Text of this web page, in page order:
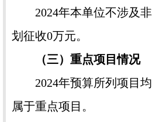
2024年本单位不涉及非
划征收0万元。
（三）重点项目情况
2024年预算所列项目均
属于重点项目。